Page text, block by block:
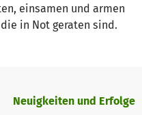
einsamen und armen
in Not geraten sind.
Neuigkeiten und Erfolge